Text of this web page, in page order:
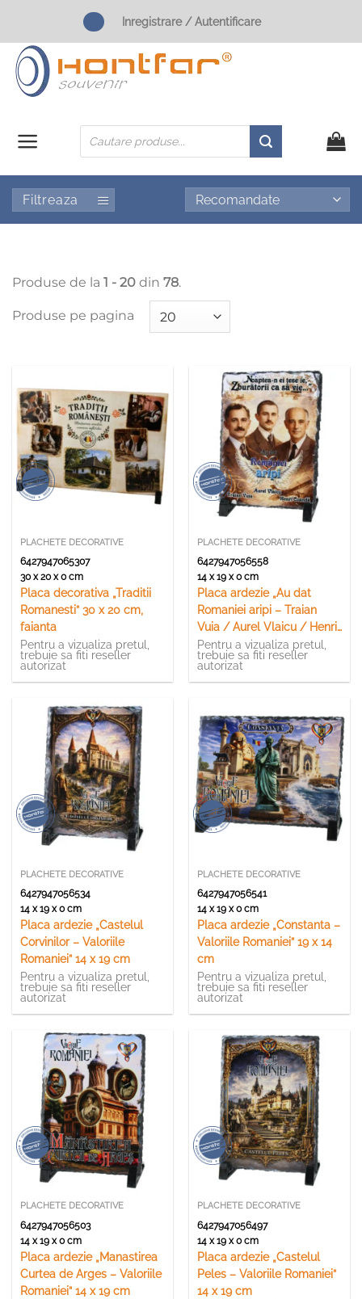
content
Inregistrare / Autentificare
Products
search
Filtreaza
Produse de la 1 - 20 din 78.
Produse pe pagina
PLACHETE DECORATIVE
6427947065307
30 x 20 x 0 cm
Placa decorativa „Traditii
Romanesti” 30 x 20 cm,
faianta
Pentru a vizualiza pretul,
trebuie sa fiti reseller
autorizat
PLACHETE DECORATIVE
6427947056558
14 x 19 x 0 cm
Placa ardezie „Au dat
Romaniei aripi – Traian
Vuia / Aurel Vlaicu / Henri
Coanda” 14 x 19 cm
Pentru a vizualiza pretul,
trebuie sa fiti reseller
autorizat
PLACHETE DECORATIVE
6427947056534
14 x 19 x 0 cm
Placa ardezie „Castelul
Corvinilor – Valoriile
Romaniei” 14 x 19 cm
Pentru a vizualiza pretul,
trebuie sa fiti reseller
autorizat
PLACHETE DECORATIVE
6427947056541
14 x 19 x 0 cm
Placa ardezie „Constanta –
Valoriile Romaniei” 19 x 14
cm
Pentru a vizualiza pretul,
trebuie sa fiti reseller
autorizat
PLACHETE DECORATIVE
6427947056503
14 x 19 x 0 cm
Placa ardezie „Manastirea
Curtea de Arges – Valoriile
Romaniei” 14 x 19 cm
PLACHETE DECORATIVE
6427947056497
14 x 19 x 0 cm
Placa ardezie „Castelul
Peles – Valoriile Romaniei”
14 x 19 cm